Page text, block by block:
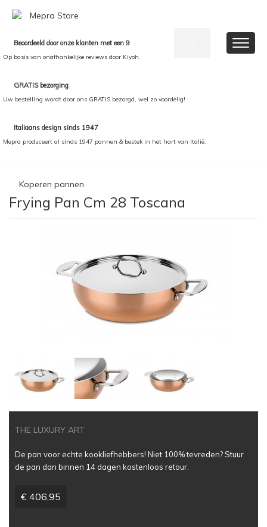
Beoordeeld door onze klanten met een 9
Op basis van onafhankelijke reviews door Kiyoh.
GRATIS bezorging
Uw bestelling wordt door ons GRATIS bezorgd, wel zo voordelig!
Italiaans design sinds 1947
Mepra produceert al sinds 1947 pannen & bestek in het hart van Italië.
Koperen pannen
Frying Pan Cm 28 Toscana
THE LUXURY ART
De pan voor echte kookliefhebbers! Niet 100% tevreden? Stuur
de pan dan binnen 14 dagen kostenloos retour.
€ 406,95